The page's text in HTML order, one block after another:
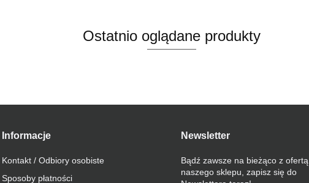
Ostatnio oglądane produkty
Informacje
Kontakt / Odbiory osobiste
Sposoby płatności
Newsletter
Bądź zawsze na bieżąco z ofertą
naszego sklepu, zapisz się do